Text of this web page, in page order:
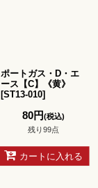
ポートガス・D・エ
ース【C】《黄》
[ST13-010]
80円(税込)
残り99点
カートに入れる